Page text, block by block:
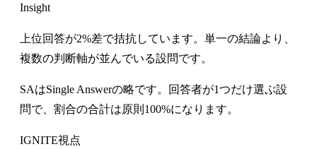
Insight
上位回答が2%差で拮抗しています。単一の結論より、
複数の判断軸が並んでいる設問です。
SAはSingle Answerの略です。回答者が1つだけ選ぶ設
問で、割合の合計は原則100%になります。
IGNITE視点